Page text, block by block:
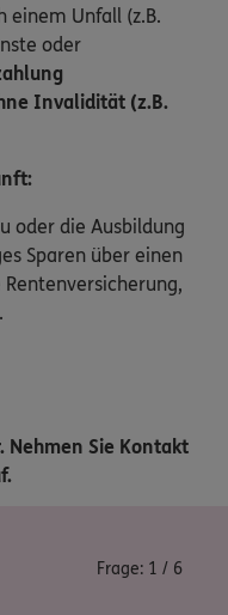
einem Unfall (z.B.
oder
Invalidität (z.B.
oder die Ausbildung
Sparen über einen
Rentenversicherung,
Sie Kontakt
Frage: 1 / 6